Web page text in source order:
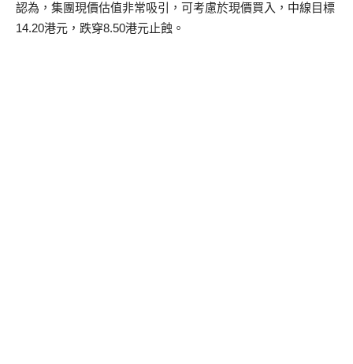
認為，集團現價估值非常吸引，可考慮於現價買入，中線目標
14.20港元，跌穿8.50港元止蝕。